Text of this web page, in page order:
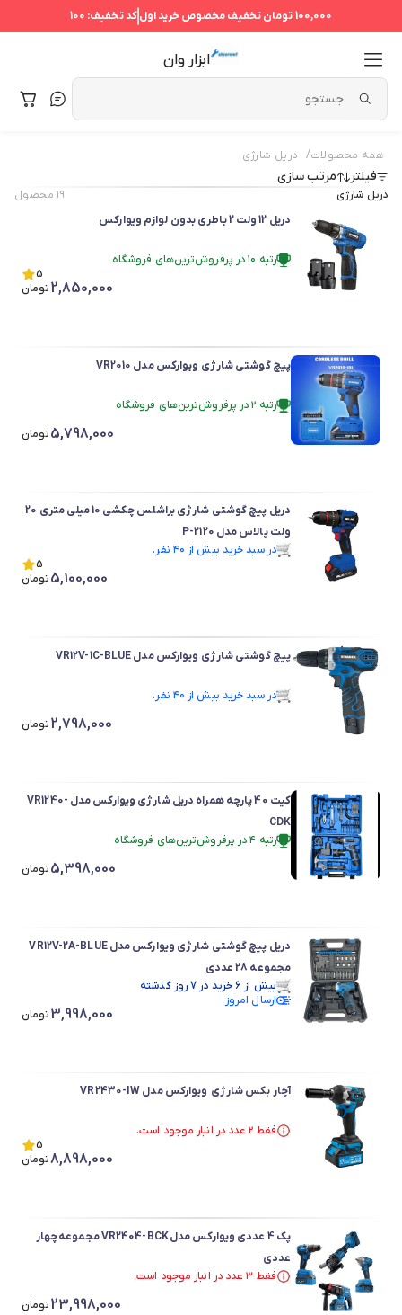
100,000 تومان تخفیف مخصوص خرید اولکد تخفیف: 100
ابزار وان
همه محصولات/ دریل شارژی
فیلتر مرتب سازی
دریل شارژی ۱۹محصول
دریل 12 ولت 2 باطری بدون لوازم ویوارکس
رتبه ۱۰ در پرفروش‌ترین‌های فروشگاه
5
2,850,000تومان
پیچ گوشتی شارژی ویوارکس مدل VR2010
رتبه ۲ در پرفروش‌ترین‌های فروشگاه
5,798,000تومان
دریل پیچ گوشتی شارژی براشلس چکشی 10 میلی متری 20
ولت پالاس مدل P-2120
در سبد خرید بیش از ۴۰ نفر.
5
5,100,000تومان
پیچ گوشتی شارژی ویوارکس مدل VR12V-1C-BLUE
در سبد خرید بیش از ۴۰ نفر.
2,798,000تومان
کیت 40 پارچه همراه دریل شارژی ویوارکس مدل VR1240-
CDK
رتبه ۴ در پرفروش‌ترین‌های فروشگاه
5,398,000تومان
دریل پیچ گوشتی شارژی ویوارکس مدل VR12V-2A-BLUE
مجموعه 28 عددی
بیش از ۶ خرید در 7 روز گذشته
در سبد خرید بیش از ۵۰ نفر.
ارسال امروز
3,998,000تومان
آچار بکس شارژی ویوارکس مدل VR2430-IW
فقط ۲ عدد در انبار موجود است.
5
8,898,000تومان
پک 4 عددی ویوارکس مدل VR2404-BCK مجموعه چهار
عددی
فقط ۳ عدد در انبار موجود است.
23,998,000تومان